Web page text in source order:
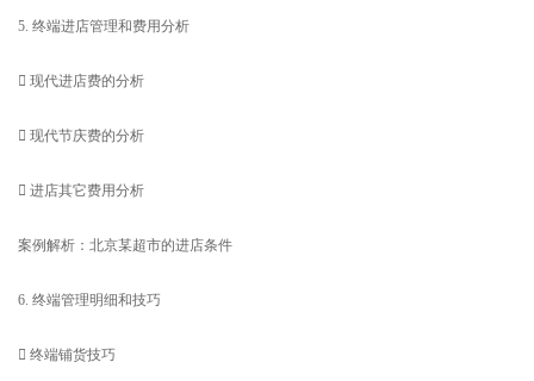
5. 终端进店管理和费用分析
 现代进店费的分析
 现代节庆费的分析
 进店其它费用分析
案例解析：北京某超市的进店条件
6. 终端管理明细和技巧
 终端铺货技巧